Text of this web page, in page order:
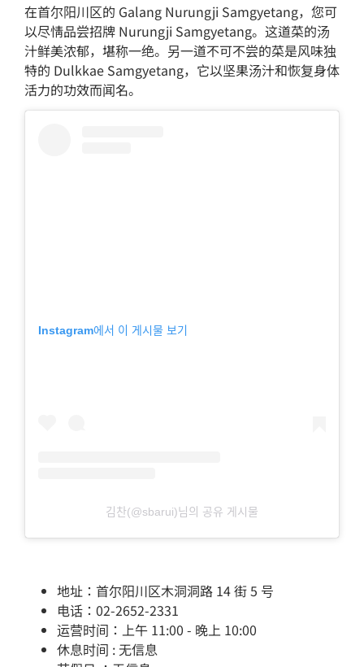
在首尔阳川区的 Galang Nurungji Samgyetang，您可
以尽情品尝招牌 Nurungji Samgyetang。这道菜的汤
汁鲜美浓郁，堪称一绝。另一道不可不尝的菜是风味独
特的 Dulkkae Samgyetang，它以坚果汤汁和恢复身体
活力的功效而闻名。
Instagram에서 이 게시물 보기
김찬(@sbarui)님의 공유 게시물
地址：首尔阳川区木洞洞路 14 街 5 号
电话：02-2652-2331
运营时间：上午 11:00 - 晚上 10:00
休息时间 : 无信息